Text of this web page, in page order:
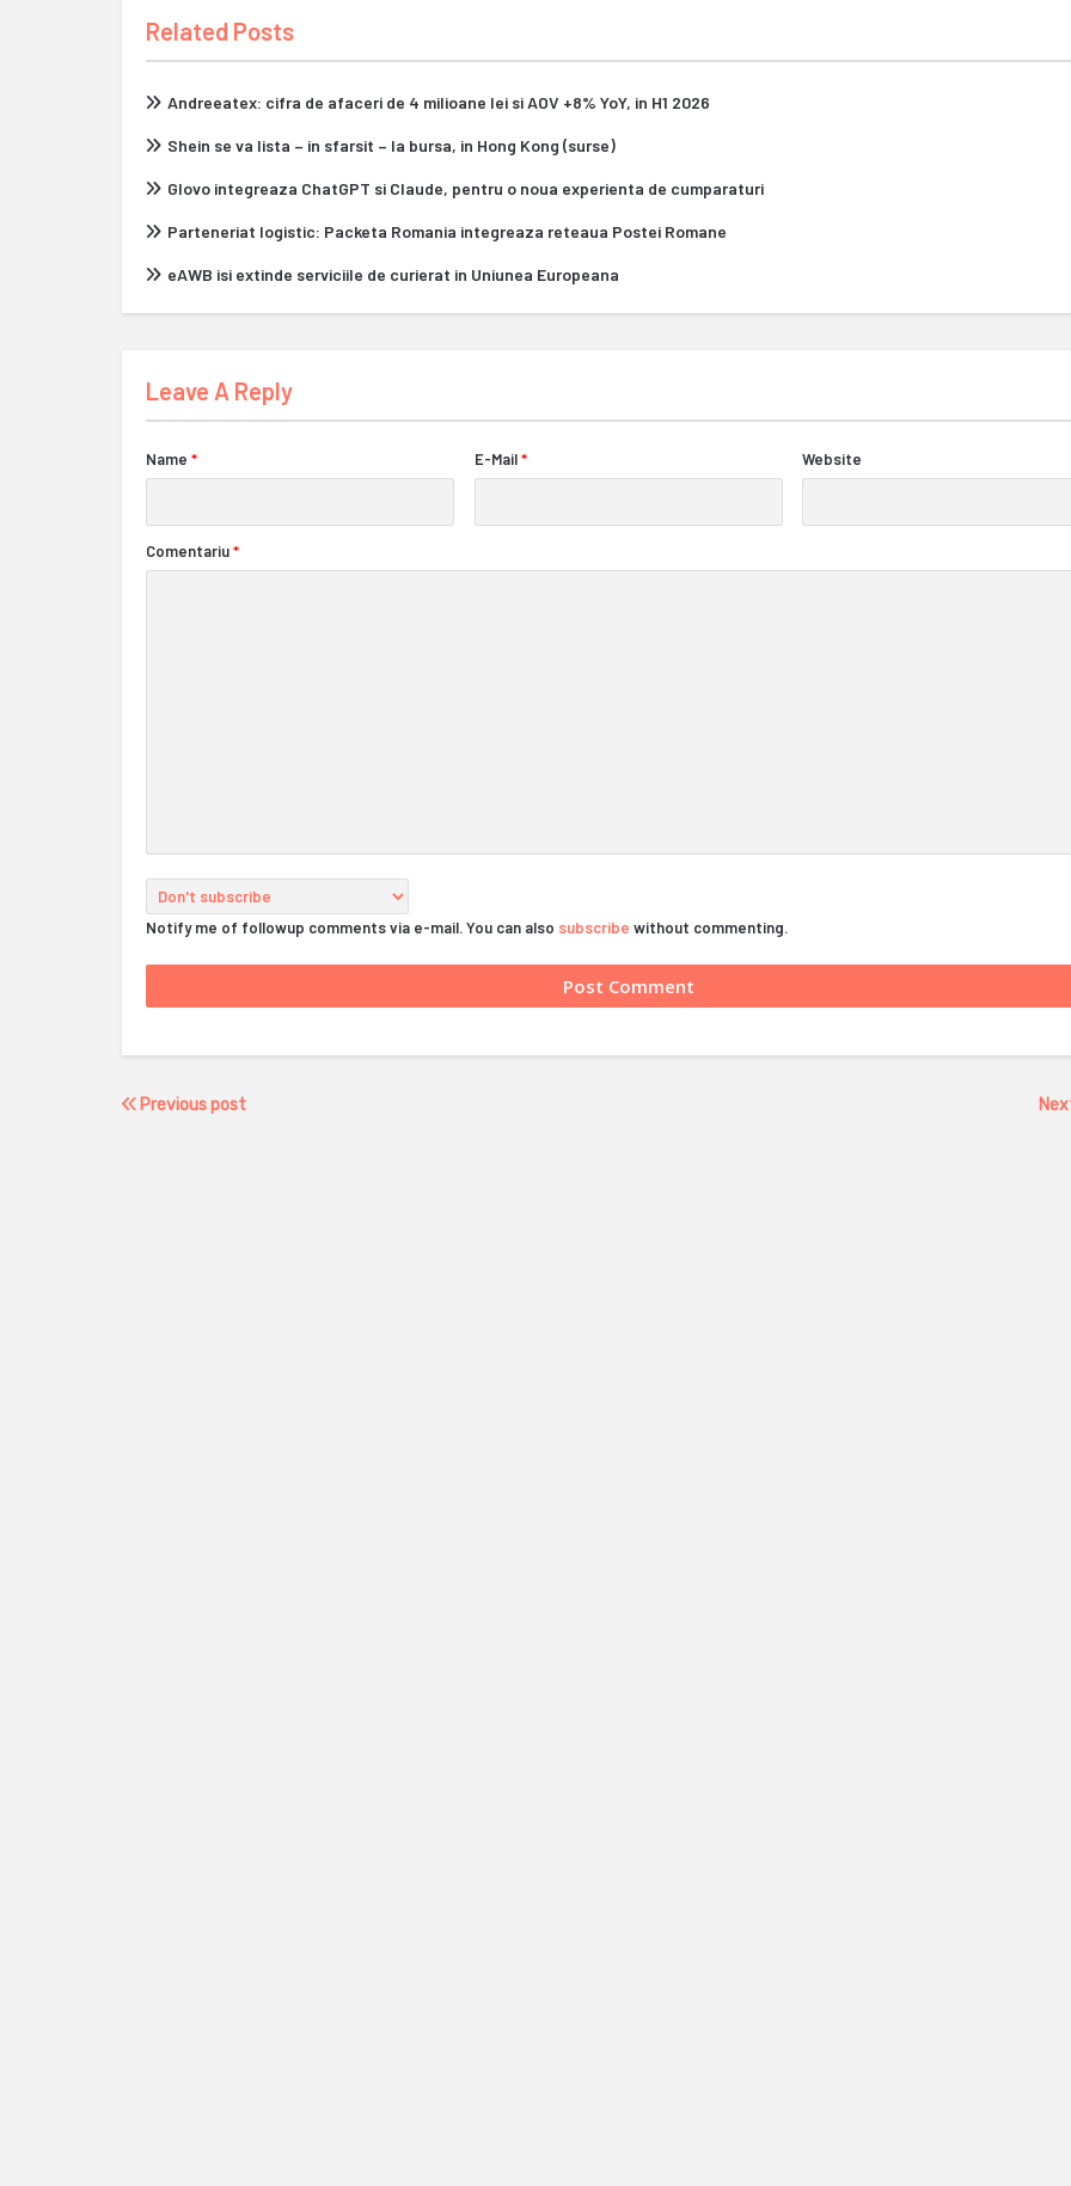
Related Posts
Andreeatex: cifra de afaceri de 4 milioane lei si AOV +8% YoY, in H1 2026
Shein se va lista – in sfarsit – la bursa, in Hong Kong (surse)
Glovo integreaza ChatGPT si Claude, pentru o noua experienta de cumparaturi
Parteneriat logistic: Packeta Romania integreaza reteaua Postei Romane
eAWB isi extinde serviciile de curierat in Uniunea Europeana
Leave A Reply
Name * E-Mail * Website
Comentariu*
Notify me of followup comments via e-mail. You can also subscribe without commenting.
Previous post